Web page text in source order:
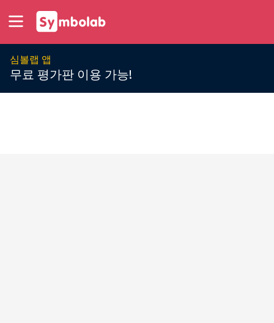
심볼랩 앱
무료 평가판 이용 가능!